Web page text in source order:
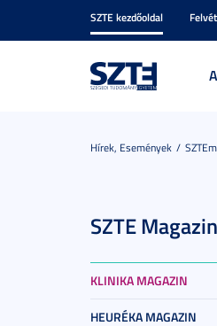
SZTE kezdőoldal
Hírek, Események
SZTE Magazin
KLINIKA MAGAZIN
HEURÉKA MAGAZIN